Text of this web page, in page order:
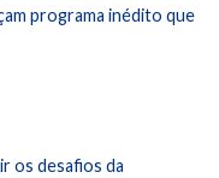
programa inédito que
os desafios da